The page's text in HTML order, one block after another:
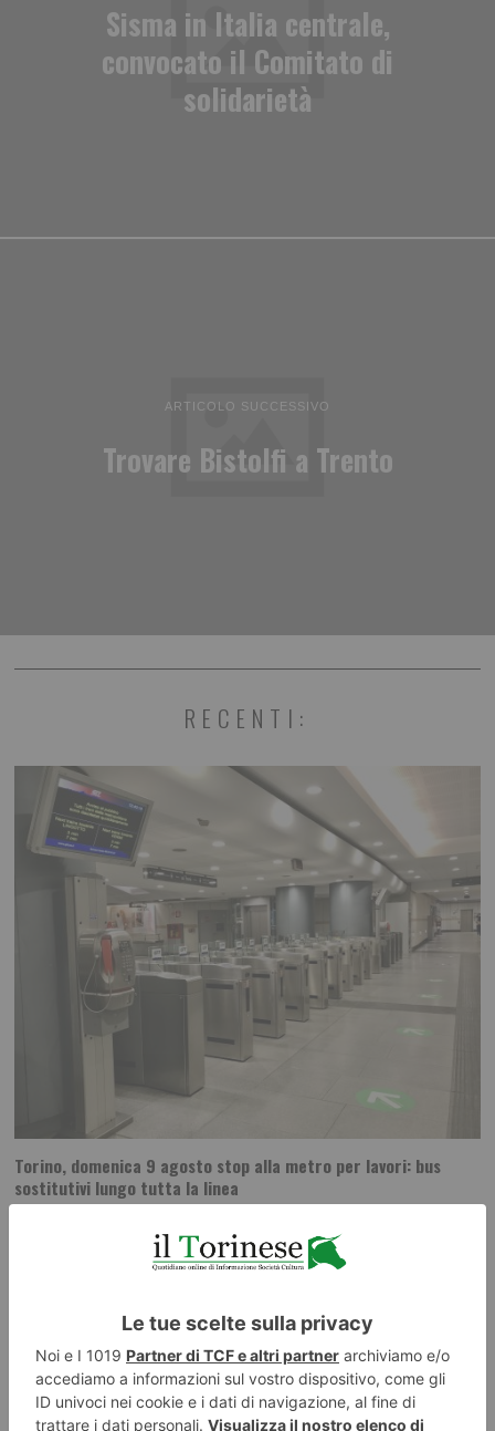
Sisma in Italia centrale,
convocato il Comitato di
solidarietà
ARTICOLO SUCCESSIVO
Trovare Bistolfi a Trento
RECENTI:
Torino, domenica 9 agosto stop alla metro per lavori: bus
sostitutivi lungo tutta la linea
agosto per consentire interventi